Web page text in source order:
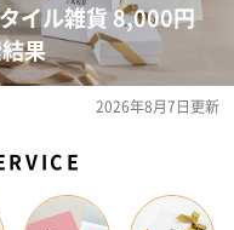
イル雑貨 8,000円
果
2026年8月7日更新